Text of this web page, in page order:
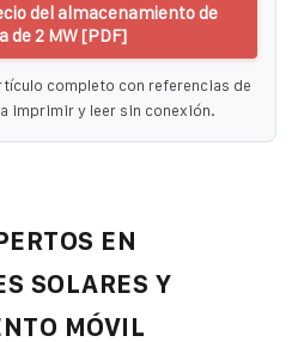
del almacenamiento de
de 2 MW [PDF]
completo con referencias de
imprimir y leer sin conexión.
EN
SOLARES Y
MÓVIL